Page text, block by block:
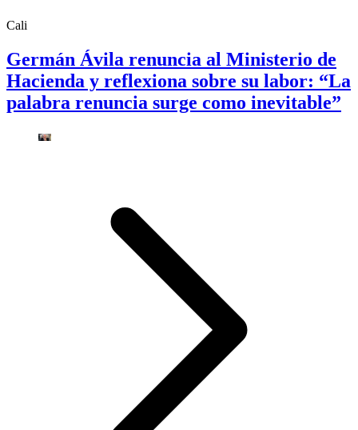
Cali
Germán Ávila renuncia al Ministerio de
Hacienda y reflexiona sobre su labor: “La
palabra renuncia surge como inevitable”